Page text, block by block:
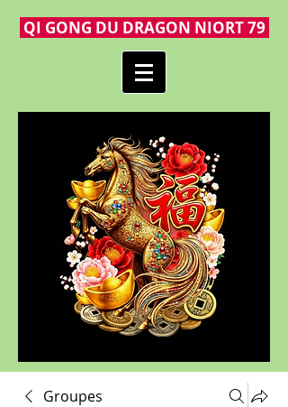
QI GONG DU DRAGON NIORT 79
Groupes